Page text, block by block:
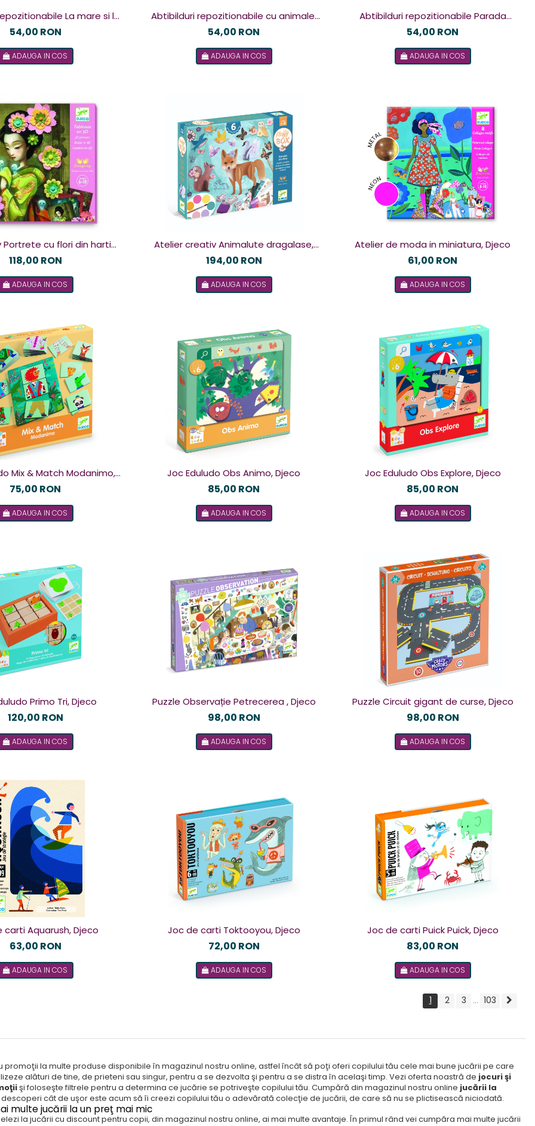
La mare si la
tara, Djeco
54,00 RON
ADAUGA IN COS
Abtibilduri repozitionabile cu animale,
Djeco
54,00 RON
ADAUGA IN COS
Abtibilduri repozitionabile Parada
muzicala, Djeco
54,00 RON
ADAUGA IN COS
cu flori din hartie,
Djeco
118,00 RON
ADAUGA IN COS
Atelier creativ Animalute dragalase,
Djeco
194,00 RON
ADAUGA IN COS
Atelier de moda in miniatura, Djeco
61,00 RON
ADAUGA IN COS
Mix & Match Modanimo,
Djeco
75,00 RON
ADAUGA IN COS
Joc Eduludo Obs Animo, Djeco
85,00 RON
ADAUGA IN COS
Joc Eduludo Obs Explore, Djeco
85,00 RON
ADAUGA IN COS
Primo Tri, Djeco
120,00 RON
ADAUGA IN COS
Puzzle Observație Petrecerea , Djeco
98,00 RON
ADAUGA IN COS
Puzzle Circuit gigant de curse, Djeco
98,00 RON
ADAUGA IN COS
carti Aquarush, Djeco
63,00 RON
ADAUGA IN COS
Joc de carti Toktooyou, Djeco
72,00 RON
ADAUGA IN COS
Joc de carti Puick Puick, Djeco
83,00 RON
ADAUGA IN COS
1 2 3 ... 103
promoţii la multe produse disponibile în magazinul nostru online, astfel încât să poţi oferi copilului tău cele mai bune jucării pe care
alături de tine, de prieteni sau singur, pentru a se dezvolta şi pentru a se distra în acelaşi timp. Vezi oferta noastră de jocuri şi
şi foloseşte filtrele pentru a determina ce jucărie se potriveşte copilului tău. Cumpără din magazinul nostru online jucării la
descoperi cât de uşor este acum să îi creezi copilului tău o adevărată colecţie de jucării, de care să nu se plictisească niciodată.
multe jucării la un preţ mai mic
la jucării cu discount pentru copii, din magazinul nostru online, ai mai multe avantaje. În primul rând vei cumpăra mai multe jucării